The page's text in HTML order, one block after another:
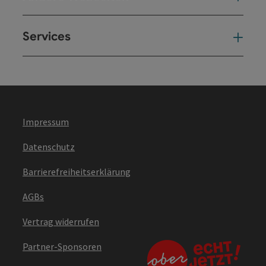
Services
Impressum
Datenschutz
Barrierefreiheitserklärung
AGBs
Vertrag widerrufen
Partner-Sponsoren